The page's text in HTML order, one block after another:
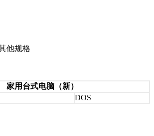
他规格
家用台式电脑（新）
DOS